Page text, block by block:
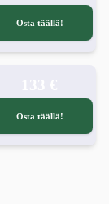
Osta täällä!
Osta täällä!